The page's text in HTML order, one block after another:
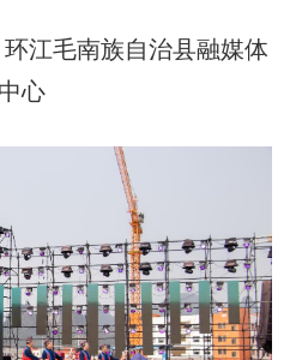
毛南族自治县融媒体
中心